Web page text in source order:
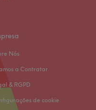
Nós
a Contratar
& RGPD
de cookie